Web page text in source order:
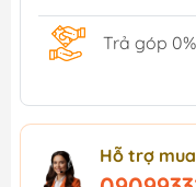
Trả góp
Hỗ trợ